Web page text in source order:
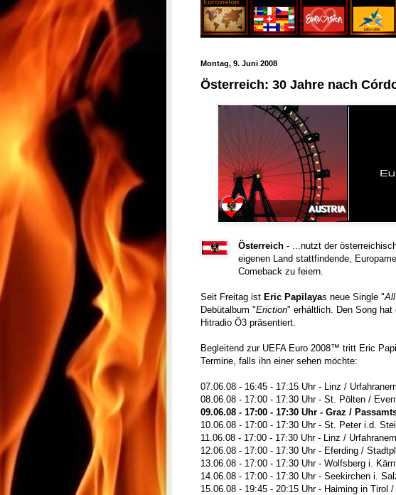
Montag, 9. Juni 2008
Österreich: 30 Jahre nach
Österreich- ...nutzt der
eigenen Land stattfindende,
Comeback zu feiern.
Seit Freitag ist Eric Papilayas neue Single "
Debütalbum "Eriction" erhältlich. Den Song
Hitradio Ö3 präsentiert.
Begleitend zur UEFA Euro 2008™ tritt Eric
Termine, falls ihn einer sehen möchte:
07.06.08 - 16:45 - 17:15 Uhr - Linz /
08.06.08 - 17:00 - 17:30 Uhr - St. Pölten /
09.06.08 - 17:00 - 17:30 Uhr - Graz /
10.06.08 - 17:00 - 17:30 Uhr - St. Peter i.d.
11.06.08 - 17:00 - 17:30 Uhr - Linz /
12.06.08 - 17:00 - 17:30 Uhr - Eferding /
13.06.08 - 17:00 - 17:30 Uhr - Wolfsberg i.
14.06.08 - 17:00 - 17:30 Uhr - Seekirchen i.
15.06.08 - 19:45 - 20:15 Uhr - Haiming in Tirol